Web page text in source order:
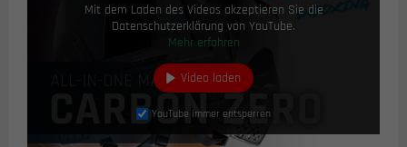
Mit dem Laden des Videos akzeptieren Sie die
Datenschutzerklärung von YouTube.
Mehr erfahren
Video laden
YouTube immer entsperren